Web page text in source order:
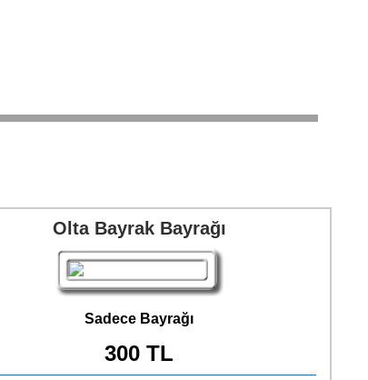
Olta Bayrak Bayrağı
Sadece Bayrağı
300 TL